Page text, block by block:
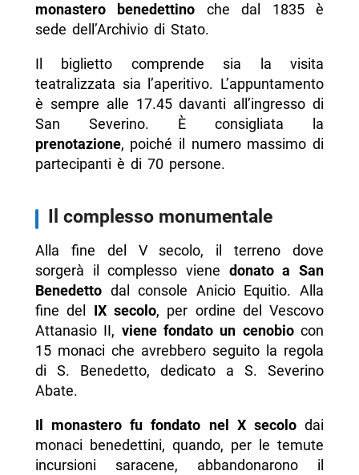
monastero benedettino che dal 1835 è
sede dell’Archivio di Stato.
Il biglietto comprende sia la visita
teatralizzata sia l’aperitivo. L’appuntamento
è sempre alle 17.45 davanti all’ingresso di
San Severino. È consigliata la
prenotazione, poiché il numero massimo di
partecipanti è di 70 persone.
Il complesso monumentale
Alla fine del V secolo, il terreno dove
sorgerà il complesso viene donato a San
Benedettodal console Anicio Equitio. Alla
fine del IX secolo, per ordine del Vescovo
Attanasio II, viene fondato un cenobiocon
15 monaci che avrebbero seguito la regola
di S. Benedetto, dedicato a S. Severino
Abate.
Il monastero fu fondato nel X secolodai
monaci benedettini, quando, per le temute
incursioni saracene, abbandonarono il